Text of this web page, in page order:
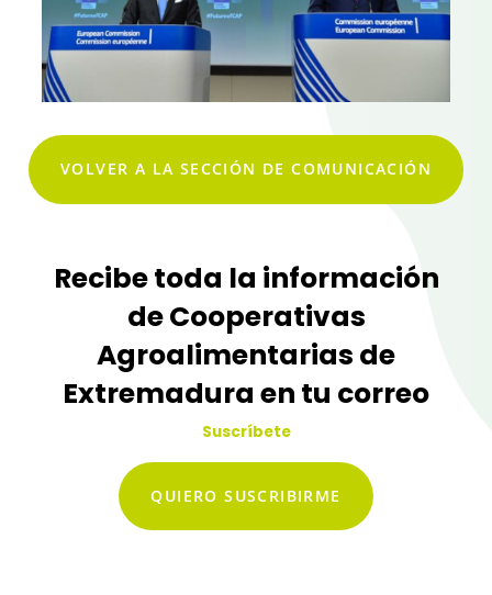
VOLVER A LA SECCIÓN DE COMUNICACIÓN
Recibe toda la información
de Cooperativas
Agroalimentarias de
Extremadura en tu correo
Suscríbete
QUIERO SUSCRIBIRME